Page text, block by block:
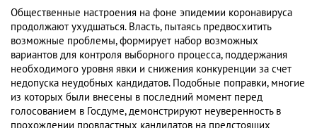
Общественные настроения на фоне эпидемии коронавируса
продолжают ухудшаться. Власть, пытаясь предвосхитить
возможные проблемы, формирует набор возможных
вариантов для контроля выборного процесса, поддержания
необходимого уровня явки и снижения конкуренции за счет
недопуска неудобных кандидатов. Подобные поправки, многие
из которых были внесены в последний момент перед
голосованием в Госдуме, демонстрируют неуверенность в
прохождении провластных кандидатов на предстоящих